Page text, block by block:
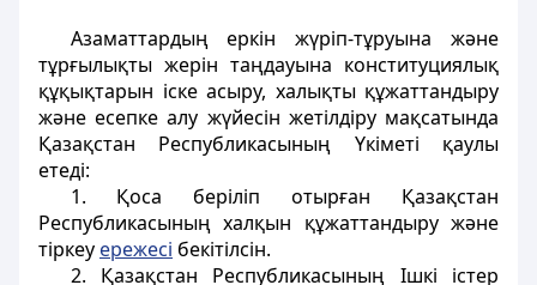
Азаматтардың еркін жүріп-тұруына және
тұрғылықты жерін таңдауына конституциялық
құқықтарын іске асыру, халықты құжаттандыру
және есепке алу жүйесін жетілдіру мақсатында
Қазақстан Республикасының Үкіметі қаулы
етеді:
1. Қоса беріліп отырған Қазақстан
Республикасының халқын құжаттандыру және
тіркеу ережесі бекітілсін.
2. Қазақстан Республикасының Ішкі істер